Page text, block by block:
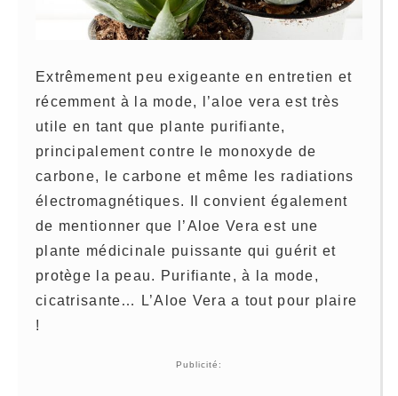
Extrêmement peu exigeante en entretien et
récemment à la mode, l’aloe vera est très
utile en tant que plante purifiante,
principalement contre le monoxyde de
carbone, le carbone et même les radiations
électromagnétiques. Il convient également
de mentionner que l’Aloe Vera est une
plante médicinale puissante qui guérit et
protège la peau. Purifiante, à la mode,
cicatrisante… L’Aloe Vera a tout pour plaire
!
Publicité: